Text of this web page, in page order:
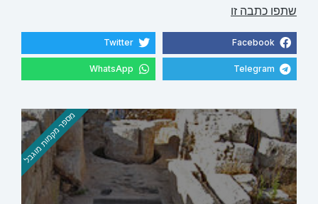
שתפו כתבה זו
Facebook
Twitter
Telegram
WhatsApp
מספר מקמות מוגבל